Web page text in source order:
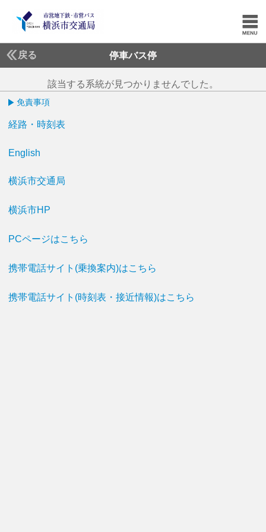
戻る 停車バス停
該当する系統が見つかりませんでした。
免責事項
経路・時刻表
English
横浜市交通局
横浜市HP
PCページはこちら
携帯電話サイト(乗換案内)はこちら
携帯電話サイト(時刻表・接近情報)はこちら